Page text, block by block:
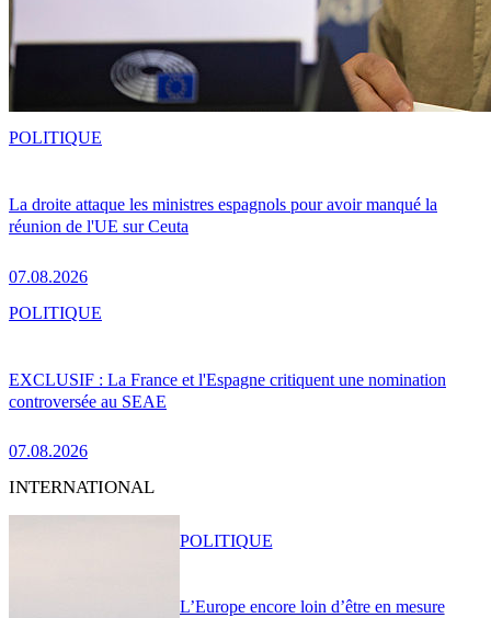
La droite attaque les ministres espagnols pour avoir manqué la
réunion de l'UE sur Ceuta
07.08.2026
POLITIQUE
EXCLUSIF : La France et l'Espagne critiquent une nomination
controversée au SEAE
07.08.2026
POLITIQUE
INTERNATIONAL
L’Europe encore loin d’être en mesure
POLITIQUE